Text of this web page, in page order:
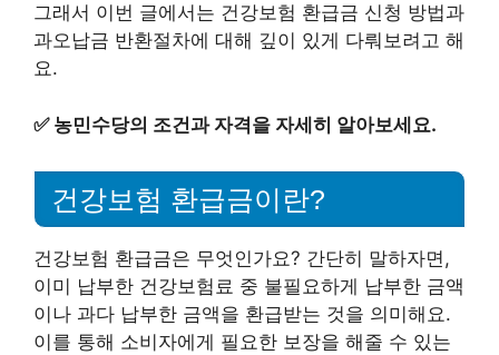
그래서 이번 글에서는 건강보험 환급금 신청 방법과
과오납금 반환절차에 대해 깊이 있게 다뤄보려고 해
요.
✅ 농민수당의 조건과 자격을 자세히 알아보세요.
건강보험 환급금이란?
건강보험 환급금은 무엇인가요? 간단히 말하자면,
이미 납부한 건강보험료 중 불필요하게 납부한 금액
이나 과다 납부한 금액을 환급받는 것을 의미해요.
이를 통해 소비자에게 필요한 보장을 해줄 수 있는